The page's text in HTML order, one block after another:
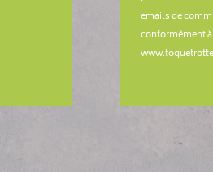
emails de
conformément à